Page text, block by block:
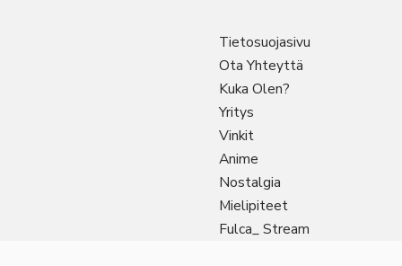
Tietosuojasivu
Ota Yhteyttä
Kuka Olen?
Yritys
Vinkit
Anime
Nostalgia
Mielipiteet
Fulca_ Stream